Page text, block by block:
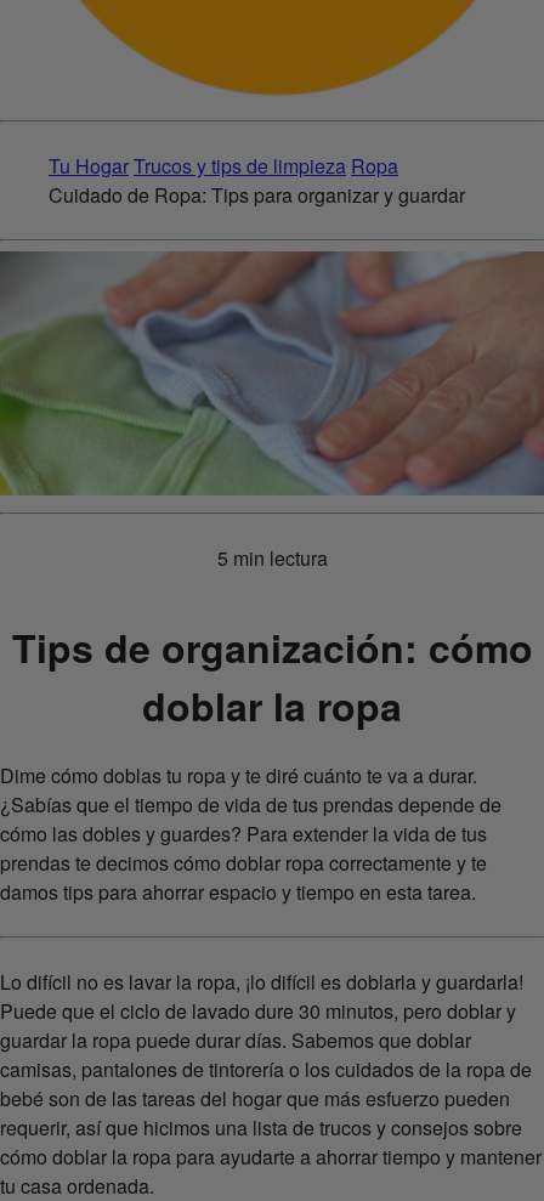
Tu HogarTrucos y tips de limpieza Ropa
Cuidado de Ropa: Tips para organizar y guardar
5 min lectura
Tips de organización: cómo
doblar la ropa
Dime cómo doblas tu ropa y te diré cuánto te va a durar.
¿Sabías que el tiempo de vida de tus prendas depende de
cómo las dobles y guardes? Para extender la vida de tus
prendas te decimos cómo doblar ropa correctamente y te
damos tips para ahorrar espacio y tiempo en esta tarea.
Lo difícil no es lavar la ropa, ¡lo difícil es doblarla y guardarla!
Puede que el ciclo de lavado dure 30 minutos, pero doblar y
guardar la ropa puede durar días. Sabemos que doblar
camisas, pantalones de tintorería o los cuidados de la ropa de
bebé son de las tareas del hogar que más esfuerzo pueden
requerir, así que hicimos una lista de trucos y consejos sobre
cómo doblar la ropa para ayudarte a ahorrar tiempo y mantener
tu casa ordenada.